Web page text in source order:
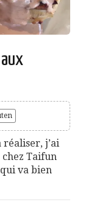
j’ai
Taifun
va bien